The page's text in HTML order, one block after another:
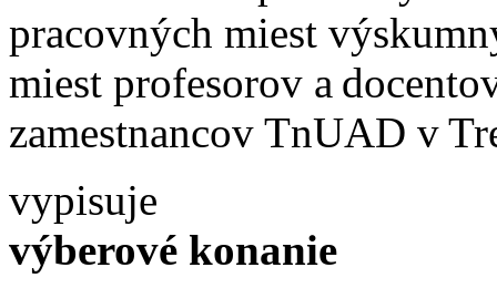
pracovných miest
miest profesorov a
zamestnancov TnUAD v
vypisuje
výberové konanie